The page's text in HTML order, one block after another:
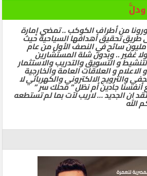
ودلَّ
من أطراف الكوكب .. تمضي إمارة
طريق تحقيق أهدافها السياحية حيث
استقبلت المدينة 7.12 مليون سائح في النصف الأول من عام
ولا غفير .. وبدون شلة المستشارين
و التسويق والتدريب والاستثمار
و العلاقات العامة والخارجية
والترويج الالكتروني والكهربائي لا
أنفسنا جادين أم نظل ” محلك سر ”
ان الجديد … لاريب لآت بما لم تستطعه
الله